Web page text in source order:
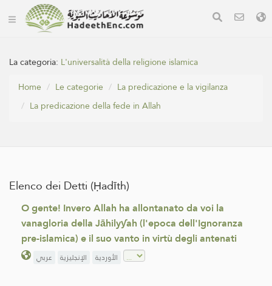
La categoria: L'universalità della religione islamica
Home
Le categorie
La predicazione e la vigilanza
La predicazione della fede in Allah
Elenco dei Detti (Ḥadīth)
O gente! Invero Allah ha allontanato da voi la
vanagloria della Jāhilyƴah (l'epoca dell'Ignoranza
pre-islamica) e il suo vanto in virtù degli antenati
عربي الإنجليزية الأوردية